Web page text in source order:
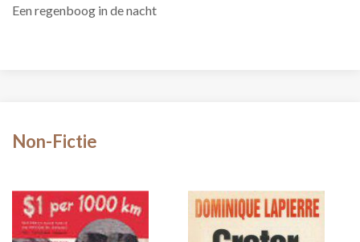
Een regenboog in de nacht
Non-Fictie